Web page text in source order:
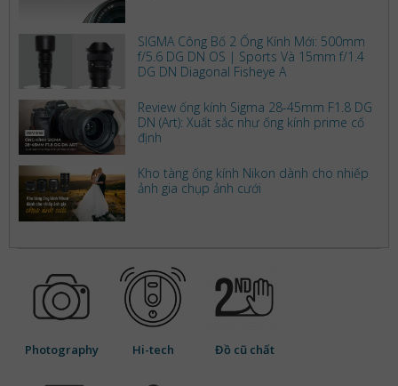
SIGMA Công Bố 2 Ống Kính Mới: 500mm
f/5.6 DG DN OS | Sports Và 15mm f/1.4
DG DN Diagonal Fisheye A
Review ống kính Sigma 28-45mm F1.8 DG
DN (Art): Xuất sắc như ống kính prime cố
định
Kho tàng ống kính Nikon dành cho nhiếp
ảnh gia chụp ảnh cưới
Photography Hi-tech Đồ cũ chất